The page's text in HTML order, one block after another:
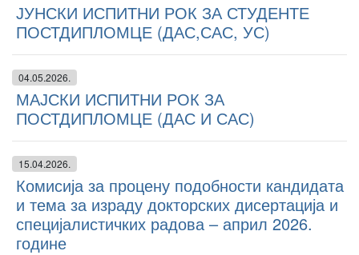
ЈУНСКИ ИСПИТНИ РОК ЗА СТУДЕНТЕ
ПОСТДИПЛОМЦЕ (ДАС,САС, УС)
04.05.2026.
МАЈСКИ ИСПИТНИ РОК ЗА
ПОСТДИПЛОМЦЕ (ДАС И САС)
15.04.2026.
Комисија за процену подобности кандидата
и тема за израду докторских дисертација и
специјалистичких радова – април 2026.
године